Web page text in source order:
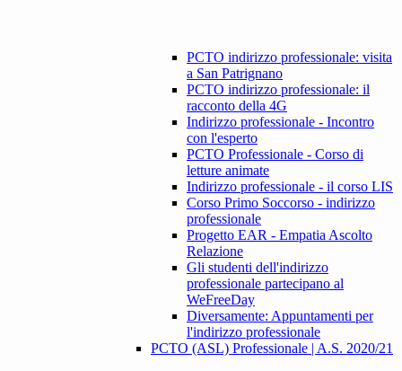
PCTO indirizzo professionale: visita
a San Patrignano
PCTO indirizzo professionale: il
racconto della 4G
Indirizzo professionale - Incontro
con l'esperto
PCTO Professionale - Corso di
letture animate
Indirizzo professionale - il corso LIS
Corso Primo Soccorso - indirizzo
professionale
Progetto EAR - Empatia Ascolto
Relazione
Gli studenti dell'indirizzo
professionale partecipano al
WeFreeDay
Diversamente: Appuntamenti per
l'indirizzo professionale
PCTO (ASL) Professionale | A.S. 2020/21